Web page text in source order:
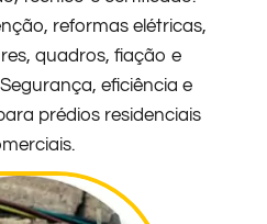
reformas elétricas,
quadros, fiação e
eficiência e
prédios residenciais